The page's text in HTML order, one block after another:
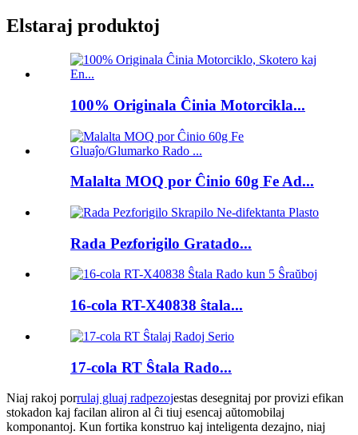
Elstaraj produktoj
100% Originala Ĉinia Motorcikla...
Malalta MOQ por Ĉinio 60g Fe Ad...
Rada Pezforigilo Gratado...
16-cola RT-X40838 ŝtala...
17-cola RT Ŝtala Rado...
Niaj rakoj porrulaj gluaj radpezojestas desegnitaj por provizi efikan
stokadon kaj facilan aliron al ĉi tiuj esencaj aŭtomobilaj
komponantoj. Kun fortika konstruo kaj inteligenta dezajno, niaj